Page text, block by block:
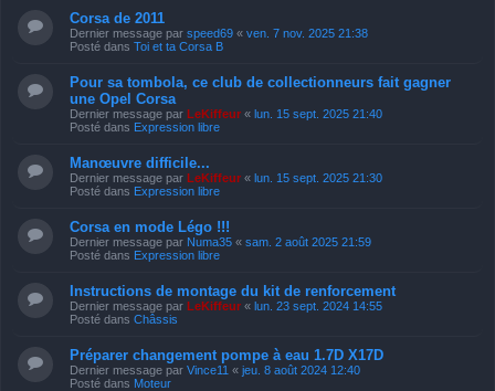
Corsa de 2011
Dernier message par speed69 « ven. 7 nov. 2025 21:38
Posté dans Toi et ta Corsa B
Pour sa tombola, ce club de collectionneurs fait gagner
une Opel Corsa
Dernier message par LeKiffeur « lun. 15 sept. 2025 21:40
Posté dans Expression libre
Manœuvre difficile...
Dernier message par LeKiffeur « lun. 15 sept. 2025 21:30
Posté dans Expression libre
Corsa en mode Légo !!!
Dernier message par Numa35 « sam. 2 août 2025 21:59
Posté dans Expression libre
Instructions de montage du kit de renforcement
Dernier message par LeKiffeur « lun. 23 sept. 2024 14:55
Posté dans Châssis
Préparer changement pompe à eau 1.7D X17D
Dernier message par Vince11 « jeu. 8 août 2024 12:40
Posté dans Moteur